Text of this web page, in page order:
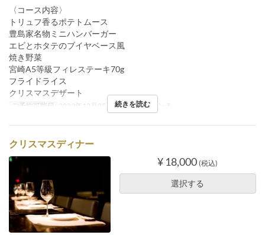
〈コース内容〉
トリュフ香るポテトムース
豊島家名物ミニハンバーガー
エビとホタテのブイヤベース風
焼き野菜
宮崎A5等級フィレステーキ70g
フライドライス
クリスマスデザート
ご予約可能日 2023年12月25日 食事時間 ランチ
続きを読む
クリスマスディナー
¥ 18,000 (税込)
選択する